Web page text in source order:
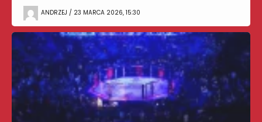
ANDRZEJ / 23 MARCA 2026, 15:30